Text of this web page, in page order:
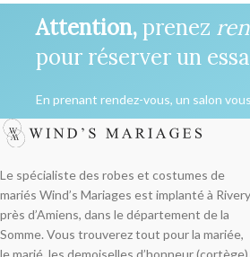
Attention,prenez
pour réserver un
En prenant rendez-vous, un salon
Le spécialiste des robes et costumes de
mariés Wind’s Mariages est implanté à
près d’Amiens, dans le département de la
Somme. Vous trouverez tout pour la mariée,